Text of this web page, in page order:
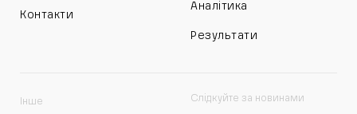
Контакти
Аналітика
Результати
Інше Слідкуйте за новинами